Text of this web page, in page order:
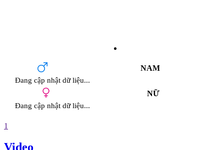
NAM
Đang cập nhật dữ liệu...
NỮ
Đang cập nhật dữ liệu...
1
Video